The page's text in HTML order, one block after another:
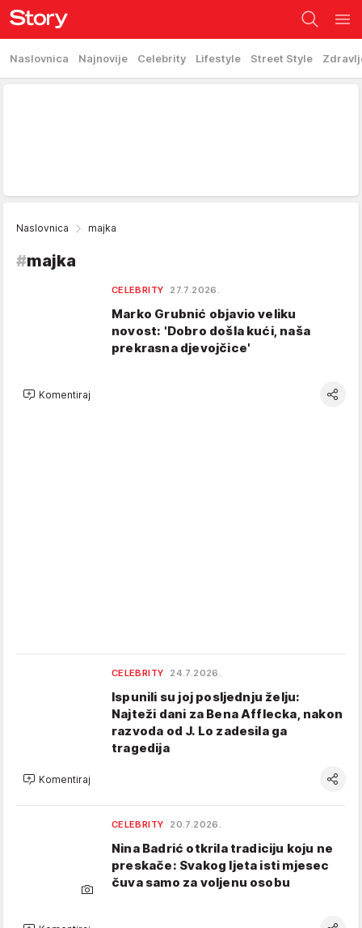
Naslovnica Najnovije Celebrity Lifestyle Street Style
Naslovnica majka
#majka
CELEBRITY 27.7.2026.
Marko Grubnić objavio veliku
novost: 'Dobro došla kući, naša
prekrasna djevojčice'
Komentiraj
CELEBRITY 24.7.2026.
Ispunili su joj posljednju želju:
Najteži dani za Bena Afflecka, nakon
razvoda od J. Lo zadesila ga
tragedija
Komentiraj
CELEBRITY 20.7.2026.
Nina Badrić otkrila tradiciju koju ne
preskače: Svakog ljeta isti mjesec
čuva samo za voljenu osobu